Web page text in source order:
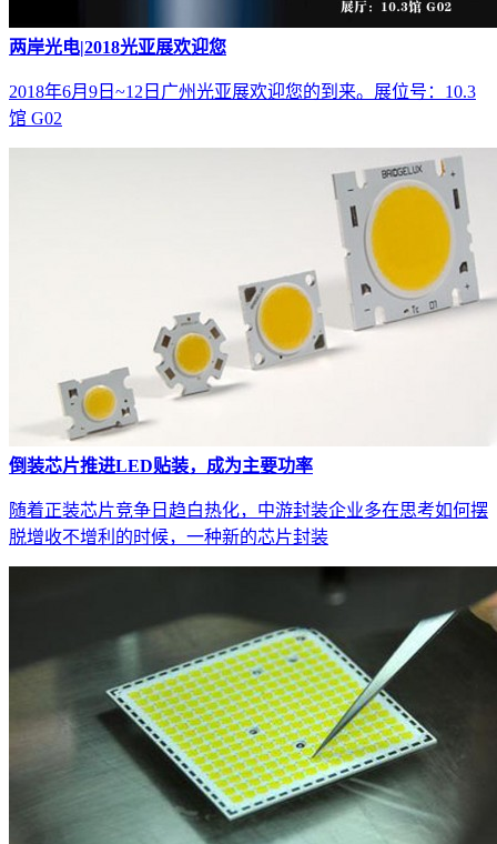
两岸光电|2018光亚展欢迎您
2018年6月9日~12日广州光亚展欢迎您的到来。展位号：10.3
馆 G02
倒装芯片推进LED贴装，成为主要功率
随着正装芯片竞争日趋白热化，中游封装企业多在思考如何摆
脱增收不增利的时候，一种新的芯片封装